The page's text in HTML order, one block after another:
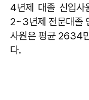
4년제 대졸 신입사
2~3년제 전문대졸
사원은 평균 2634
다.